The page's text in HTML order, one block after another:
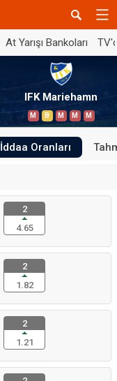
At Yarışı Bankoları
IFK Mariehamn
M B M M M
İddaa Oranları
2
4.65
2
1.82
2
1.21